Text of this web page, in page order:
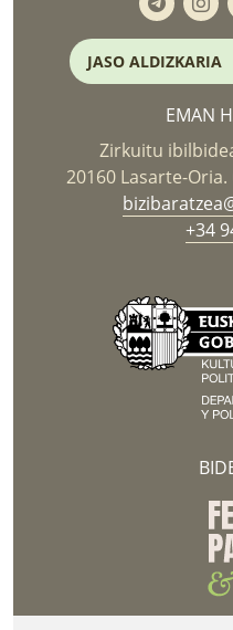
JASO ALDIZKARIA
EMAN
Zirkuitu
20160 Lasarte-
+34